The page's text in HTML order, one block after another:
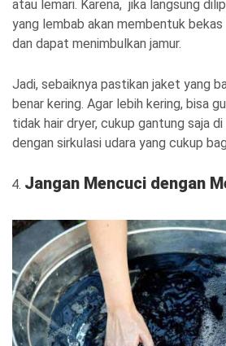
atau lemari. Karena, jika langsung
yang lembab akan membentuk
dan dapat menimbulkan jamur.
Jadi, sebaiknya pastikan jaket yang
benar kering. Agar lebih kering, bisa
tidak hair dryer, cukup gantung saja
dengan sirkulasi udara yang cukup
Jangan Mencuci dengan